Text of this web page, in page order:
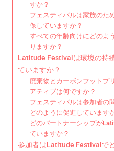
すか？
フェスティバルは家族のた
保していますか？
すべての年齢向けにどのよ
りますか？
Latitude Festivalは環境の持
ていますか？
廃棄物とカーボンフットプ
アティブは何ですか？
フェスティバルは参加者の
どのように促進しています
どのパートナーシップが
ていますか？
参加者はLatitude Festivalで